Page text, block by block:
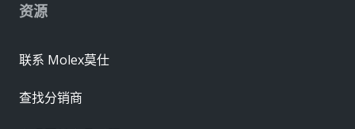
资源
联系 Molex莫仕
查找分销商